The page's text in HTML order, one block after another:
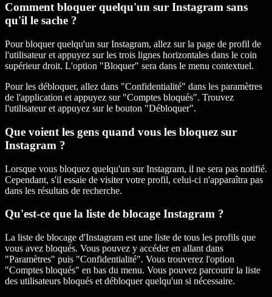
Comment bloquer quelqu'un sur Instagram sans
qu'il le sache ?
Pour bloquer quelqu'un sur Instagram, allez sur la page de profil de
l'utilisateur et appuyez sur les trois lignes horizontales dans le coin
supérieur droit. L'option "Bloquer" sera dans le menu contextuel.
Pour les débloquer, allez dans "Confidentialité" dans les paramètres
de l'application et appuyez sur "Comptes bloqués". Trouvez
l'utilisateur et appuyez sur le bouton "Débloquer".
Que voient les gens quand vous les bloquez sur
Instagram ?
Lorsque vous bloquez quelqu'un sur Instagram, il ne sera pas notifié.
Cependant, s'il essaie de visiter votre profil, celui-ci n'apparaîtra pas
dans les résultats de recherche.
Qu'est-ce que la liste de blocage Instagram ?
La liste de blocage d'Instagram est une liste de tous les profils que
vous avez bloqués. Vous pouvez y accéder en allant dans
"Paramètres" puis "Confidentialité". Vous trouverez l'option
"Comptes bloqués" en bas du menu. Vous pouvez parcourir la liste
des utilisateurs bloqués et débloquer quelqu'un si nécessaire.